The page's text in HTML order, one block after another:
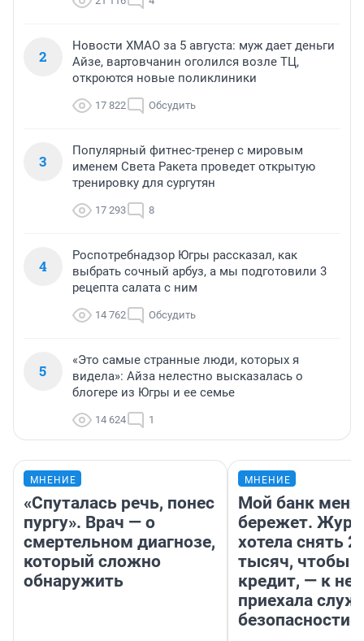
2
Новости ХМАО за 5 августа: муж дает деньги
Айзе, вартовчанин оголился возле ТЦ,
откроются новые поликлиники
17 822 Обсудить
3
Популярный фитнес-тренер с мировым
именем Света Ракета проведет открытую
тренировку для сургутян
17 293 8
4
Роспотребнадзор Югры рассказал, как
выбрать сочный арбуз, а мы подготовили 3
рецепта салата с ним
14 762 Обсудить
5
«Это самые странные люди, которых я
видела»: Айза нелестно высказалась о
блогере из Югры и ее семье
14 624 1
МНЕНИЕ
«Спуталась речь, понес
пургу». Врач — о
смертельном диагнозе,
который сложно
обнаружить
МНЕНИЕ
Мой банк меня
бережет.
хотела снять
тысяч, чтобы
кредит, — к
приехала
безопасности